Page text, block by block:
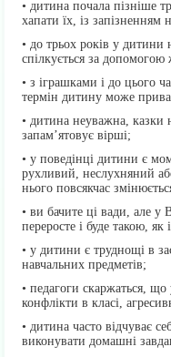
• дитина почала пізніше
хапати їх, із запізненням
• до трьох років у дитини
спілкується за допомогою
• з іграшками і до цього
термін дитину може
• дитина неуважна, казки
запам’ятовує вірші;
• у поведінці дитини є
рухливий, неслухняний
нього повсякчас
• ви бачите ці вади, але у
переросте і буде такою, як
• у дитини є труднощі в
навчальних предметів;
• педагоги скаржаться,
конфлікти в класі,
• дитина часто відчуває
виконувати домашні